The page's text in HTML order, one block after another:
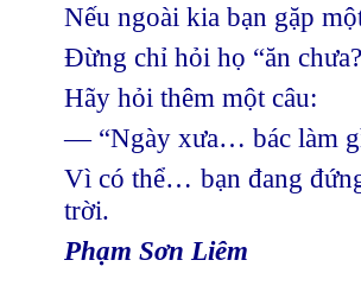
Nếu ngoài kia bạn gặp
Đừng chỉ hỏi họ “ăn
Hãy hỏi thêm một câu:
— “Ngày xưa… bác làm
Vì có thể… bạn đang
trời.
Phạm Sơn Liêm